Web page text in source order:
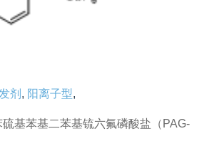
剂 , 阳离子型,
基苯基二苯基锍六氟磷酸盐（PAG-